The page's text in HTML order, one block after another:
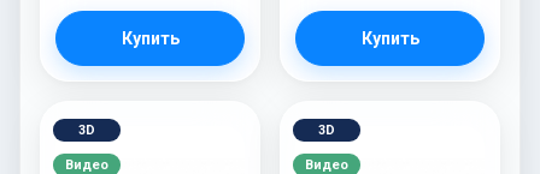
Купить Купить
3D
Видео
3D
Видео